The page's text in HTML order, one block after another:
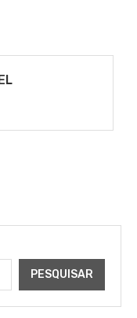
PESQUISAR